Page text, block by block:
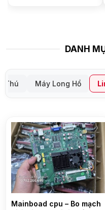
DANH
Thú Máy Long Hổ
Mainboad cpu – Bo mạch